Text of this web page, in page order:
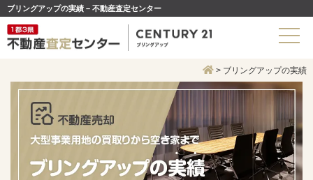
ブリングアップの実績 – 不動産査定センター
> ブリングアップの実績